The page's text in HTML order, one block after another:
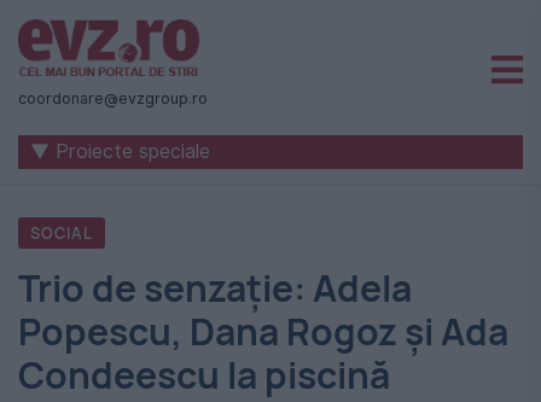
Știri
naționale
internaționale
România
Evenimentul
Zilei
coordonare@evzgroup.ro
▼ Proiecte speciale
SOCIAL
Trio de senzaţie: Adela
Popescu, Dana Rogoz şi Ada
Condeescu la piscină